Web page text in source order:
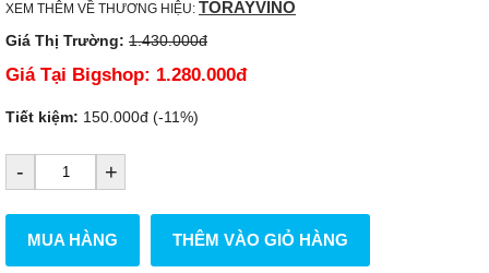
XEM THÊM VỀ THƯƠNG HIỆU: TORAYVINO
Giá Thị Trường: 1.430.000đ
Giá Tại Bigshop: 1.280.000đ
Tiết kiệm: 150.000đ (-11%)
- +
MUA HÀNG THÊM VÀO GIỎ HÀNG